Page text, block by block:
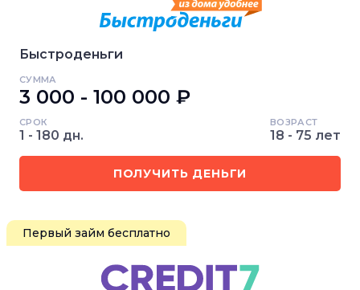
Быстроденьги
СУММА
3 000 - 100 000 ₽
СРОК
1 - 180 дн.
ВОЗРАСТ
18 - 75 лет
ПОЛУЧИТЬ ДЕНЬГИ
Первый займ бесплатно